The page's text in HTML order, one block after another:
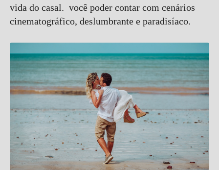
vida do casal. você poder contar com cenários
cinematográfico, deslumbrante e paradisíaco.